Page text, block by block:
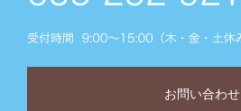
お問い合わせ